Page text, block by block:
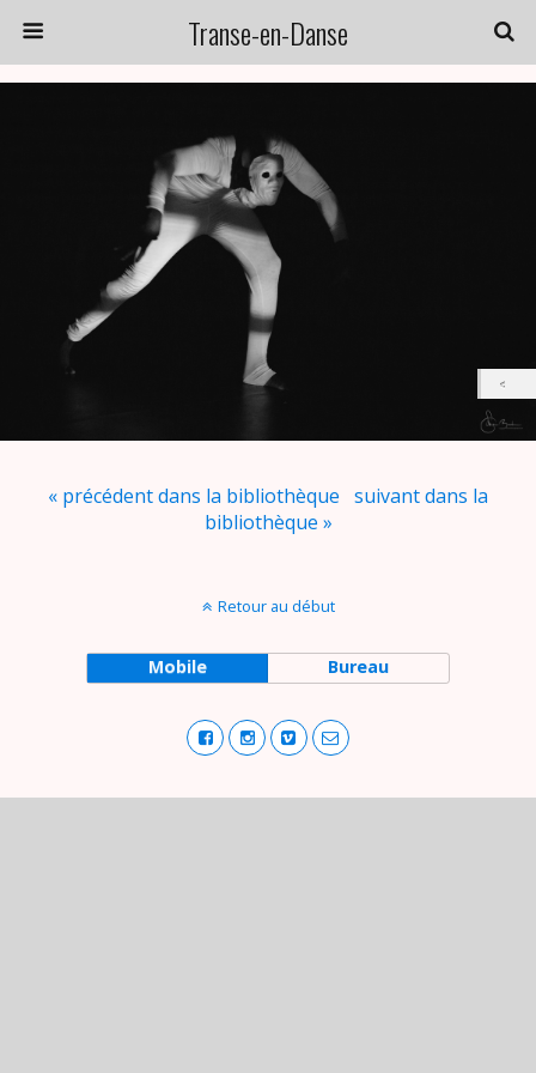
Transe-en-Danse
« précédent dans la bibliothèque suivant dans la
bibliothèque »
Retour au début
Mobile Bureau